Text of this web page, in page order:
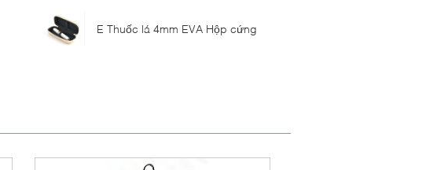
E Thuốc lá 4mm EVA Hộp cứng